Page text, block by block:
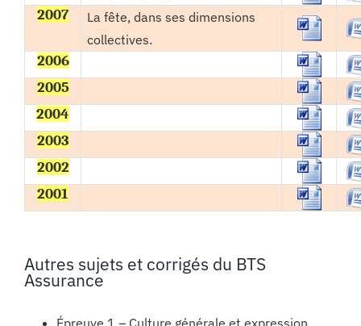
2007
La fête, dans ses dimensions
collectives.
2006
2005
2004
2003
2002
2001
Autres sujets et corrigés du BTS
Assurance
Épreuve 1 – Culture générale et expression